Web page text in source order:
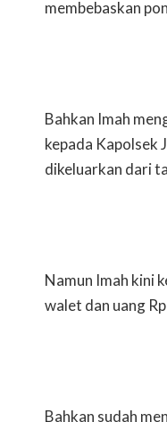
membebaskan
Bahkan Imah
kepada Kapolsek
dikeluarkan dari
Namun Imah kini
walet dan uang
Bahkan sudah